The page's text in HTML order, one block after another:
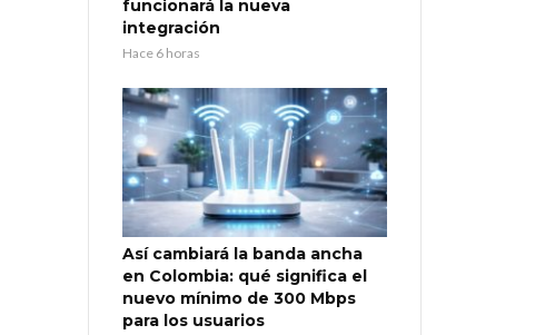
funcionará la nueva
integración
Hace 6 horas
Así cambiará la banda ancha
en Colombia: qué significa el
nuevo mínimo de 300 Mbps
para los usuarios